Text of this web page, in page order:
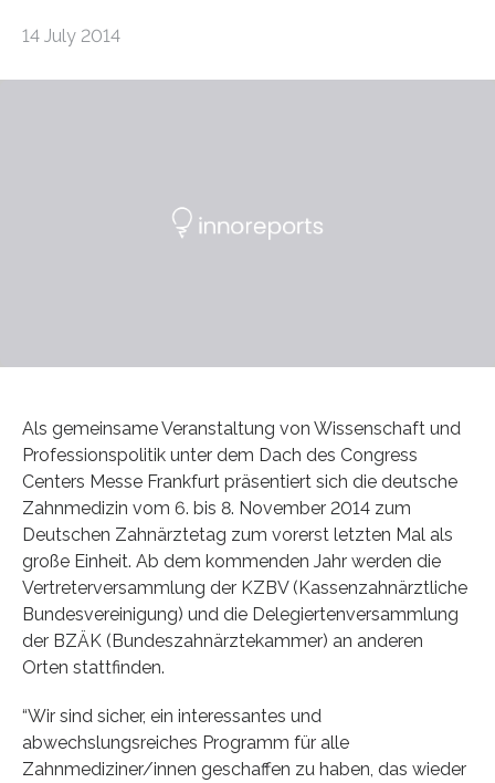
14 July 2014
Als gemeinsame Veranstaltung von Wissenschaft und
Professionspolitik unter dem Dach des Congress
Centers Messe Frankfurt präsentiert sich die deutsche
Zahnmedizin vom 6. bis 8. November 2014 zum
Deutschen Zahnärztetag zum vorerst letzten Mal als
große Einheit. Ab dem kommenden Jahr werden die
Vertreterversammlung der KZBV (Kassenzahnärztliche
Bundesvereinigung) und die Delegiertenversammlung
der BZÄK (Bundeszahnärztekammer) an anderen
Orten stattfinden.
“Wir sind sicher, ein interessantes und
abwechslungsreiches Programm für alle
Zahnmediziner/innen geschaffen zu haben, das wieder